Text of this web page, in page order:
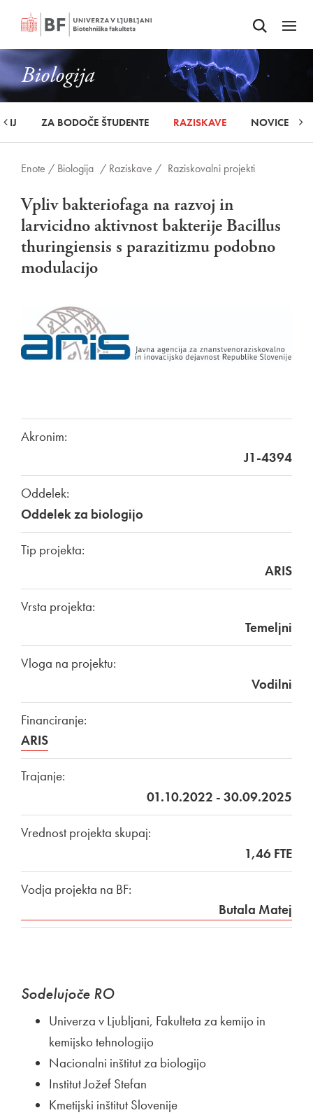
Odpri iskalnik
Odpri
Biologija
ZA BODOČE ŠTUDENTE RAZISKAVE NOVICE
Enote / Biologija / Raziskave / Raziskovalni projekti
Vpliv bakteriofaga na razvoj in
larvicidno aktivnost bakterije Bacillus
thuringiensis s parazitizmu podobno
modulacijo
Akronim:
J1-4394
Oddelek:
Oddelek za biologijo
Tip projekta:
ARIS
Vrsta projekta:
Temeljni
Vloga na projektu:
Vodilni
Financiranje:
ARIS
Trajanje:
01.10.2022 - 30.09.2025
Vrednost projekta skupaj:
1,46 FTE
Vodja projekta na BF:
Butala Matej
Sodelujoče RO
Univerza v Ljubljani, Fakulteta za kemijo in
kemijsko tehnologijo
Nacionalni inštitut za biologijo
Institut Jožef Stefan
Kmetijski inštitut Slovenije